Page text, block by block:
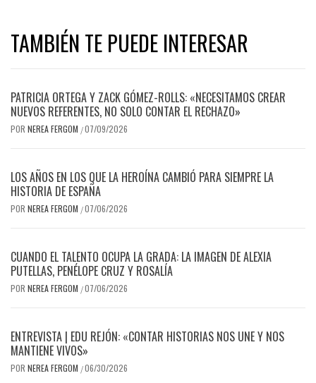
TAMBIÉN TE PUEDE INTERESAR
PATRICIA ORTEGA Y ZACK GÓMEZ-ROLLS: «NECESITAMOS CREAR
NUEVOS REFERENTES, NO SOLO CONTAR EL RECHAZO»
POR NEREA FERGOM /07/09/2026
LOS AÑOS EN LOS QUE LA HEROÍNA CAMBIÓ PARA SIEMPRE LA
HISTORIA DE ESPAÑA
POR NEREA FERGOM /07/06/2026
CUANDO EL TALENTO OCUPA LA GRADA: LA IMAGEN DE ALEXIA
PUTELLAS, PENÉLOPE CRUZ Y ROSALÍA
POR NEREA FERGOM /07/06/2026
ENTREVISTA | EDU REJÓN: «CONTAR HISTORIAS NOS UNE Y NOS
MANTIENE VIVOS»
POR NEREA FERGOM /06/30/2026